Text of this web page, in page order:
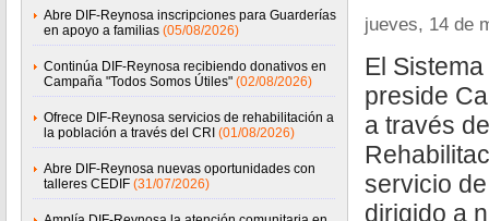
Abre DIF-Reynosa inscripciones para Guarderías
en apoyo a familias (05/08/2026)
Continúa DIF-Reynosa recibiendo donativos en
Campaña "Todos Somos Útiles" (02/08/2026)
Ofrece DIF-Reynosa servicios de rehabilitación a
la población a través del CRI (01/08/2026)
Abre DIF-Reynosa nuevas oportunidades con
talleres CEDIF (31/07/2026)
jueves, 14 de
El
preside
a través
servicio
dirigido a